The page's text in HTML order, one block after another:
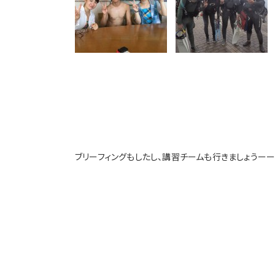
ブリーフィングもしたし、講習チームも行きましょうーー